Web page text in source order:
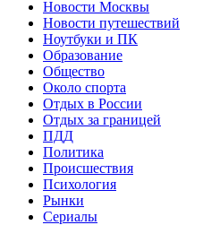
Новости Москвы
Новости путешествий
Ноутбуки и ПК
Образование
Общество
Около спорта
Отдых в России
Отдых за границей
ПДД
Политика
Происшествия
Психология
Рынки
Сериалы